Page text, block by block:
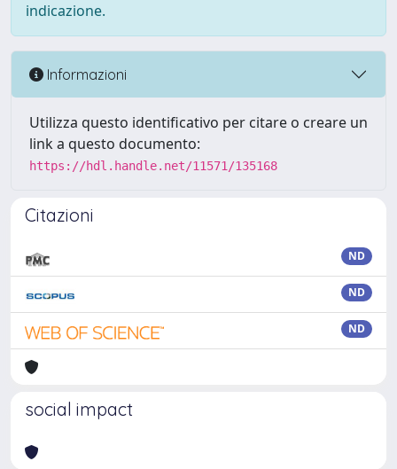
indicazione.
Informazioni
Utilizza questo identificativo per citare o creare un
link a questo documento:
https://hdl.handle.net/11571/135168
Citazioni
ND
ND
ND
social impact